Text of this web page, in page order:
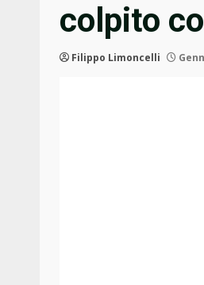
colpito
Filippo Limoncelli